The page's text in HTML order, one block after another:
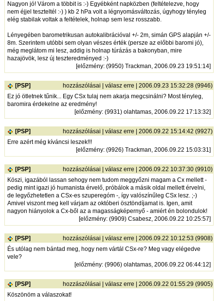
Nagyon jó! Várom a többit is :-) Egyébként napközben (feltételezve, hogy
nem éjjel teszteltél :-) ) kb 2 hPa volt a légnyomásváltozás, úgyhogy tényleg
elég stabilak voltak a feltételek, holnap sem lesz rosszabb.
Lényegében barometrikusan autokalibrációval +/- 2m, simán GPS alapján +/-
8m. Szerintem utóbbi sem olyan vészes érték (persze az előbbi baromi jó),
még meglátom mi lesz, addig is holnap túrázás a bakonyban, mire
hazajövök, lesz új teszteredményed :-)
[előzmény: (9950) Trackman, 2006.09.23 19:51:14]
[PSP] hozzászólásai |válasz erre | 2006.09.23 15:32:28 (9946)
Ez jó ötletnek tűnik... Egy CSx tulaj nem akarja megcsinálni? Most tényleg,
baromira érdekelne az eredmény!
[előzmény: (9931) olahtamas, 2006.09.22 17:13:32]
[PSP] hozzászólásai |válasz erre | 2006.09.22 15:14:42 (9927)
Erre azért még kíváncsi leszek!!!
[előzmény: (9926) Trackman, 2006.09.22 15:03:31]
[PSP] hozzászólásai |válasz erre | 2006.09.22 10:37:30 (9910)
Köszi, igazából lassan sehogy nem tudom meggyőzni magam a Cx mellett -
pedig mint igazi jó humanista érvelő, próbálok a másik oldal mellett érvelni,
de legyőzhetetlen a CSx-es szuperegóm -, így valószínűleg CSx lesz. ;-)
Amivel viszont meg kell várjam az októberi ösztöndíjamat is. Igen, amit
nagyon hiányolok a Cx-ből az a magasságképernyő - amiért én bolondulok!
[előzmény: (9909) Csabesz, 2006.09.22 10:25:57]
[PSP] hozzászólásai |válasz erre | 2006.09.22 10:12:53 (9908)
És utólag nem bántad meg, hogy nem vártál CSx-re? Meg vagy elégedve
vele?
[előzmény: (9906) olahtamas, 2006.09.22 06:44:12]
[PSP] hozzászólásai |válasz erre | 2006.09.22 01:55:29 (9905)
Köszönöm a válaszokat!